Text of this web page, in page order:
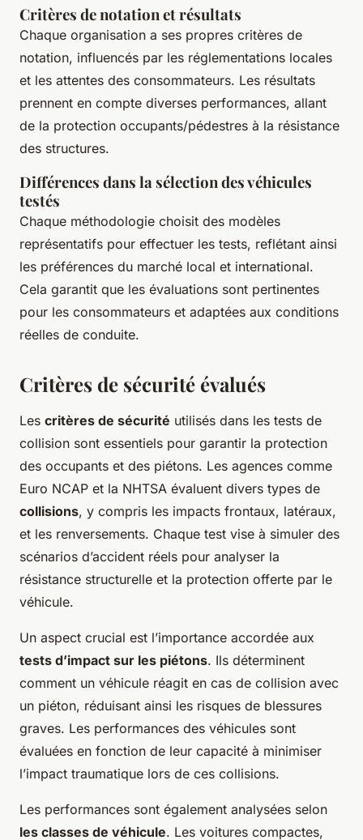
Critères de notation et résultats
Chaque organisation a ses propres critères de
notation, influencés par les réglementations locales
et les attentes des consommateurs. Les résultats
prennent en compte diverses performances, allant
de la protection occupants/pédestres à la résistance
des structures.
Différences dans la sélection des véhicules
testés
Chaque méthodologie choisit des modèles
représentatifs pour effectuer les tests, reflétant ainsi
les préférences du marché local et international.
Cela garantit que les évaluations sont pertinentes
pour les consommateurs et adaptées aux conditions
réelles de conduite.
Critères de sécurité évalués
Les critères de sécurité utilisés dans les tests de
collision sont essentiels pour garantir la protection
des occupants et des piétons. Les agences comme
Euro NCAP et la NHTSA évaluent divers types de
collisions, y compris les impacts frontaux, latéraux,
et les renversements. Chaque test vise à simuler des
scénarios d’accident réels pour analyser la
résistance structurelle et la protection offerte par le
véhicule.
Un aspect crucial est l’importance accordée aux
tests d’impact sur les piétons. Ils déterminent
comment un véhicule réagit en cas de collision avec
un piéton, réduisant ainsi les risques de blessures
graves. Les performances des véhicules sont
évaluées en fonction de leur capacité à minimiser
l’impact traumatique lors de ces collisions.
Les performances sont également analysées selon
les classes de véhicule. Les voitures compactes,